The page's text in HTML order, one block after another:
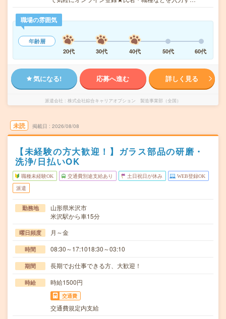
職場の雰囲気
年齢層
20代
30代 40代 50代 60代
気になる! 応募へ進む 詳しく見る
派遣会社 株式会社綜合キャリアオプション 製造事業部（全国）
未読 掲載日 2026/08/08
【未経験の方大歓迎！】ガラス部品の研磨・
洗浄/日払いOK
職種未経験OK 交通費別途支給あり 土日祝日が休み WEB登録OK
派遣
勤務地
山形県米沢市
米沢駅から車15分
曜日頻度 月～金
時間 08:30～17:1018:30～03:10
期間 長期でお仕事できる方、大歓迎！
時給 時給1500円
交通費
交通費規定内支給